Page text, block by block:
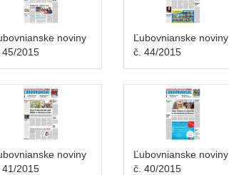
noviny
45/2015
Ľubovnianske noviny
č. 44/2015
noviny
41/2015
Ľubovnianske noviny
č. 40/2015